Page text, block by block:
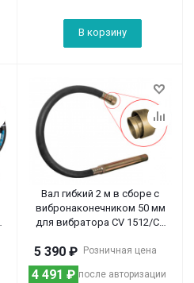
В корзину
Вал гибкий 2 м в сборе с
вибронаконечником 50 мм
для вибратора CV 1512/CV
Розничная цена
5 390 ₽
после авторизации
4 491 ₽